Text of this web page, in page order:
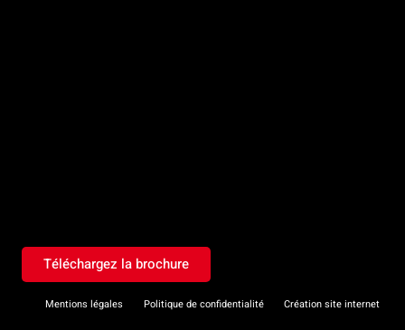
Téléchargez la brochure
Mentions légales Politique de confidentialité Création site internet